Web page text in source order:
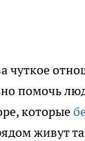
чуткое
помочь
которые
живут